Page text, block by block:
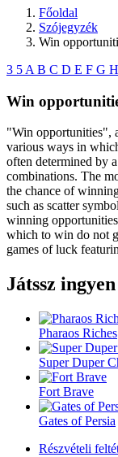
Főoldal
Szójegyzék
Win
3 5 A B C D E F G H
Win
"Win opportunities",
various ways in
often determined by
combinations. The
the chance of
such as scatter
winning
which to win do not
games of luck
Játssz ingyen
Pharaos Riches
Super Duper
Fort Brave
Gates of Persia
Részvételi